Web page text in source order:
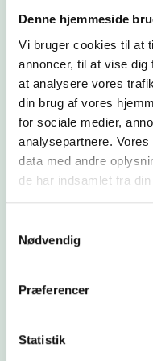
Denne hjemmeside
Vi bruger cookies til at
annoncer, til at vise
at analysere vores
din brug af vores
for sociale medier,
analysepartnere.
data med andre
de har indsamlet fra
Nødvendig
Præferencer
Statistik
Erfahrung mit
den
Fall lesen
#Wärme#
XLX:
sondern ein